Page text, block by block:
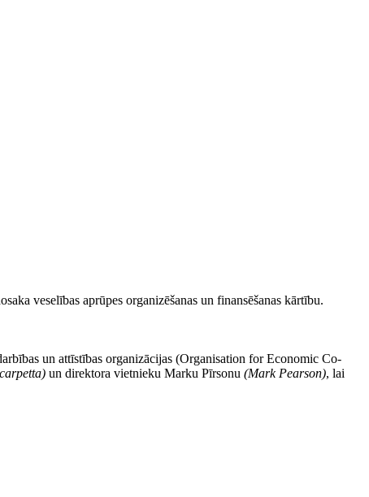
veselības aprūpes organizēšanas un finansēšanas kārtību.
un attīstības organizācijas (Organisation for Economic Co-
un direktora vietnieku Marku Pīrsonu (Mark Pearson), lai